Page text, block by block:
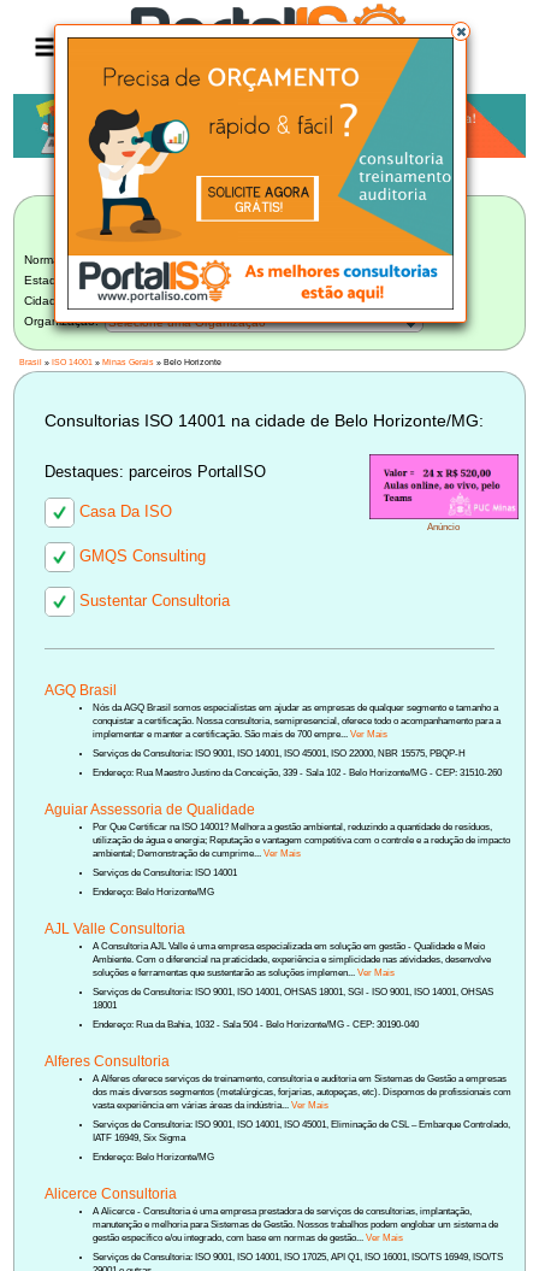
LISTA BRASILEIRA DE CONSULTORIAS
Norma:
ISO 14001
Estado:
Minas Gerais (42)
Cidade:
Belo Horizonte/MG (27)
Organização:
Selecione uma Organização
Brasil »ISO 14001 »Minas Gerais » Belo Horizonte
Consultorias ISO 14001 na cidade de Belo Horizonte/MG:
Anúncio
Destaques: parceiros PortalISO
Casa Da ISO
GMQS Consulting
Sustentar Consultoria
AGQ Brasil
Nós da AGQ Brasil somos especialistas em ajudar as empresas de qualquer segmento e tamanho a
conquistar a certificação. Nossa consultoria, semipresencial, oferece todo o acompanhamento para a
implementar e manter a certificação. São mais de 700 empre...Ver Mais
Serviços de Consultoria: ISO 9001, ISO 14001, ISO 45001, ISO 22000, NBR 15575, PBQP-H
Endereço: Rua Maestro Justino da Conceição, 339 - Sala 102 - Belo Horizonte/MG - CEP: 31510-260
Aguiar Assessoria de Qualidade
Por Que Certificar na ISO 14001? Melhora a gestão ambiental, reduzindo a quantidade de resíduos,
utilização de água e energia; Reputação e vantagem competitiva com o controle e a redução de impacto
ambiental; Demonstração de cumprime...Ver Mais
Serviços de Consultoria: ISO 14001
Endereço: Belo Horizonte/MG
AJL Valle Consultoria
A Consultoria AJL Valle é uma empresa especializada em solução em gestão - Qualidade e Meio
Ambiente. Com o diferencial na praticidade, experiência e simplicidade nas atividades, desenvolve
soluções e ferramentas que sustentarão as soluções implemen...Ver Mais
Serviços de Consultoria: ISO 9001, ISO 14001, OHSAS 18001, SGI - ISO 9001, ISO 14001, OHSAS
18001
Endereço: Rua da Bahia, 1032 - Sala 504 - Belo Horizonte/MG - CEP: 30190-040
Alferes Consultoria
A Alferes oferece serviços de treinamento, consultoria e auditoria em Sistemas de Gestão a empresas
dos mais diversos segmentos (metalúrgicas, forjarias, autopeças, etc). Dispomos de profissionais com
vasta experiência em várias áreas da indústria...Ver Mais
Serviços de Consultoria: ISO 9001, ISO 14001, ISO 45001, Eliminação de CSL – Embarque Controlado,
IATF 16949, Six Sigma
Endereço: Belo Horizonte/MG
Alicerce Consultoria
A Alicerce - Consultoria é uma empresa prestadora de serviços de consultorias, implantação,
manutenção e melhoria para Sistemas de Gestão. Nossos trabalhos podem englobar um sistema de
gestão específico e/ou integrado, com base em normas de gestão...Ver Mais
Serviços de Consultoria: ISO 9001, ISO 14001, ISO 17025, API Q1, ISO 16001, ISO/TS 16949, ISO/TS